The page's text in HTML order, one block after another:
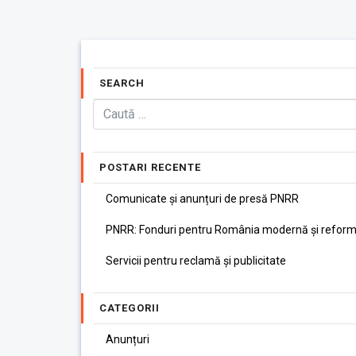
SEARCH
POSTARI RECENTE
Comunicate și anunțuri de presă PNRR
PNRR: Fonduri pentru România modernă și
Servicii pentru reclamă și publicitate
CATEGORII
Anunțuri